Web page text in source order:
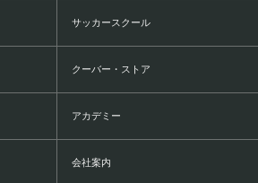
サッカースクール
クーバー・ストア
アカデミー
会社案内